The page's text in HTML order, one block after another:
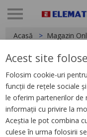
Acasă Magazin
Siguranta
16A, PFL4-
Acest site
Folosim cookie-uri
funcții de rețele sociale
le oferim partenerilor de
informații cu privire la
Aceștia le pot combina
culese în urma folosirii